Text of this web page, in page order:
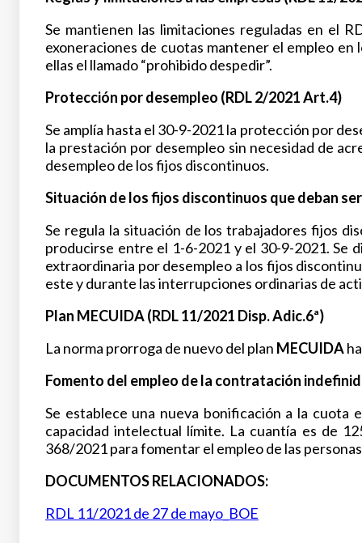
Se mantienen las limitaciones reguladas en el
exoneraciones de cuotas mantener el empleo
ellas el llamado “prohibido despedir”.
Protección por desempleo (RDL 2/2021 Art.4)
Se amplía hasta el 30-9-2021 la protección por
la prestación por desempleo sin necesidad de
desempleo de los fijos discontinuos.
Situación de los fijos discontinuos que deban
Se regula la situación de los trabajadores fijos
producirse entre el 1-6-2021 y el 30-9-2021. Se
extraordinaria por desempleo a los fijos
este y durante las interrupciones ordinarias de
Plan MECUIDA (RDL 11/2021 Disp. Adic.6ª)
La norma prorroga de nuevo del plan MECUIDA
Fomento del empleo de la contratación
Se establece una nueva bonificación a la cuota
capacidad intelectual límite. La cuantía es de
368/2021 para fomentar el empleo de las
DOCUMENTOS RELACIONADOS:
RDL 11/2021 de 27 de mayo_BOE